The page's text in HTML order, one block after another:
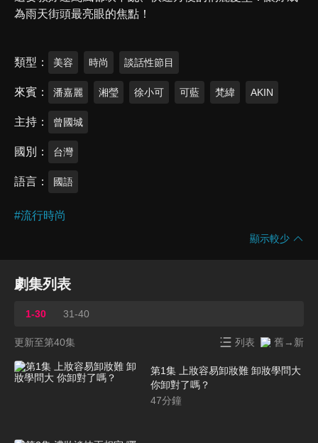
為雨天街頭最亮眼的焦點！
類型 美容 時尚 談話性節目
來賓 潘嘉麗 湘瑩 徐小可 可藍 梵緯 AKIN
主持 曾國城
國別 台灣
語言 國語
#流行時尚
顯示較少
劇集列表
1-30 31-40
更新至第40集 列表 舊→新
第1集 上妝容易卸妝難 卸妝學問大
你卸對了嗎？
47分鐘